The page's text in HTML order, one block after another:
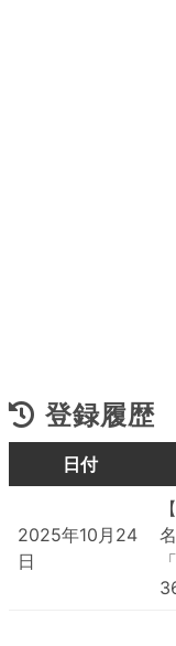
登録履歴
日付
2025年10月24
日